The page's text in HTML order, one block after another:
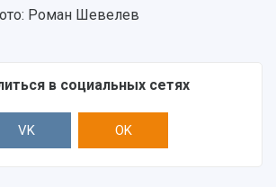
Роман Шевелев
в социальных сетях
VK OK